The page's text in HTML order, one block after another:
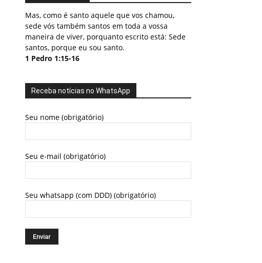
Mas, como é santo aquele que vos chamou,
sede vós também santos em toda a vossa
maneira de viver, porquanto escrito está: Sede
santos, porque eu sou santo.
1 Pedro 1:15-16
Receba notícias no WhatsApp
Seu nome (obrigatório)
Seu e-mail (obrigatório)
Seu whatsapp (com DDD) (obrigatório)